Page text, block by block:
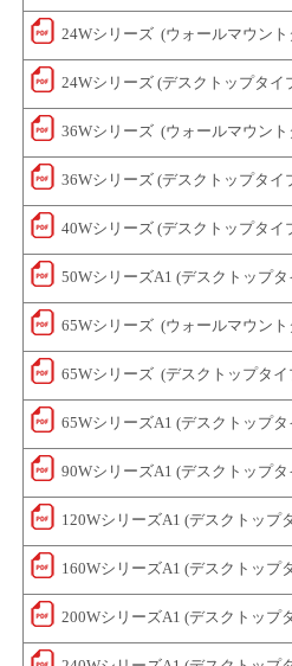
24Wシリーズ (ウォールマウント
24Wシリーズ (デスクトップタイ
36Wシリーズ (ウォールマウント
36Wシリーズ (デスクトップタイ
40Wシリーズ (デスクトップタイ
50WシリーズA1 (デスクトップタ
65Wシリーズ (ウォールマウント
65Wシリーズ (デスクトップタイ
65WシリーズA1 (デスクトップタ
90WシリーズA1 (デスクトップタ
120WシリーズA1 (デスクトップ
160WシリーズA1 (デスクトップ
200WシリーズA1 (デスクトップ